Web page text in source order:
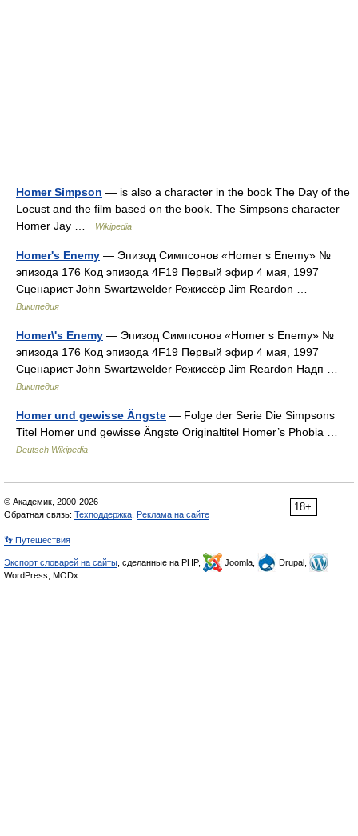
Homer Simpson — is also a character in the book The Day of the
Locust and the film based on the book. The Simpsons character
Homer Jay …
Wikipedia
Homer's Enemy — Эпизод Симпсонов «Homer s Enemy» №
эпизода 176 Код эпизода 4F19 Первый эфир 4 мая, 1997
Сценарист John Swartzwelder Режиссёр Jim Reardon …
Википедия
Homer\'s Enemy — Эпизод Симпсонов «Homer s Enemy» №
эпизода 176 Код эпизода 4F19 Первый эфир 4 мая, 1997
Сценарист John Swartzwelder Режиссёр Jim Reardon Надп …
Википедия
Homer und gewisse Ängste — Folge der Serie Die Simpsons
Titel Homer und gewisse Ängste Originaltitel Homer’s Phobia …
Deutsch Wikipedia
18+
© Академик, 2000-2026
Обратная связь: Техподдержка Реклама на сайте
👣 Путешествия
Экспорт словарей на сайты , сделанные на PHP, Joomla,
Drupal,
WordPress, MODx.